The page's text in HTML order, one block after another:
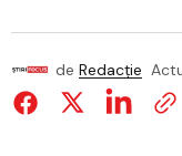
de Redacție